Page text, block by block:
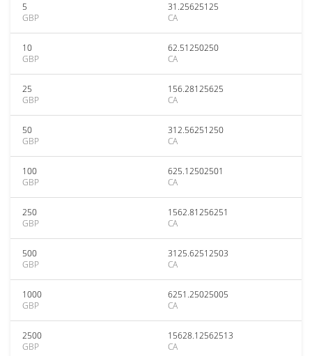
5
GBP
31.25625125
CA
10
GBP
62.51250250
CA
25
GBP
156.28125625
CA
50
GBP
312.56251250
CA
100
GBP
625.12502501
CA
250
GBP
1562.81256251
CA
500
GBP
3125.62512503
CA
1000
GBP
6251.25025005
CA
2500
GBP
15628.12562513
CA